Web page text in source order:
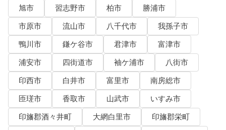
旭市
習志野市 柏市
勝浦市
市原市
流山市 八千代市
我孫子市
鴨川市
鎌ケ谷市 君津市
富津市
浦安市
四街道市 袖ケ浦市
八街市
印西市
白井市 富里市
南房総市
匝瑳市
香取市 山武市
いすみ市
印旛郡酒々井町
大網白里市
印旛郡栄町